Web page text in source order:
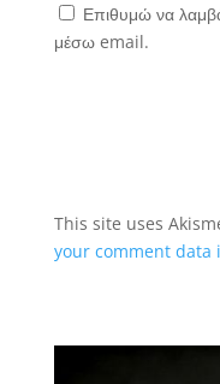
Επιθυμώ να
μέσω email.
This site uses
your comment data